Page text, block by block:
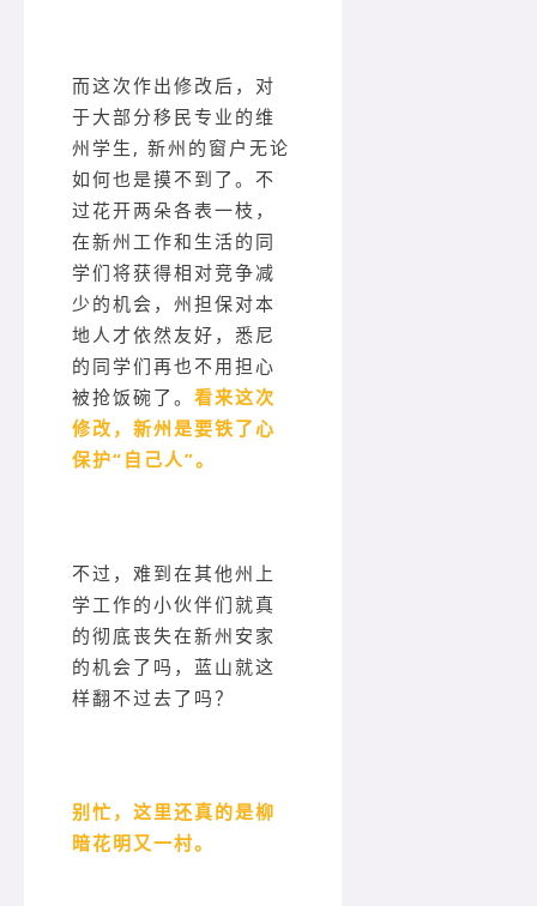
而这次作出修改后，对
于大部分移民专业的维
州学生, 新州的窗户无论
如何也是摸不到了。不
过花开两朵各表一枝，
在新州工作和生活的同
学们将获得相对竞争减
少的机会，州担保对本
地人才依然友好，悉尼
的同学们再也不用担心
被抢饭碗了。 看来这次
修改，新州是要铁了心
保护“自己人”。
不过，难到在其他州上
学工作的小伙伴们就真
的彻底丧失在新州安家
的机会了吗，蓝山就这
样翻不过去了吗？
别忙，这里还真的是柳
暗花明又一村。